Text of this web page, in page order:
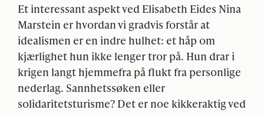
Et interessant aspekt ved Elisabeth Eides Nina
Marstein er hvordan vi gradvis forstår at
idealismen er en indre hulhet: et håp om
kjærlighet hun ikke lenger tror på. Hun drar i
krigen langt hjemmefra på flukt fra personlige
nederlag. Sannhetssøken eller
solidaritetsturisme? Det er noe kikkeraktig ved